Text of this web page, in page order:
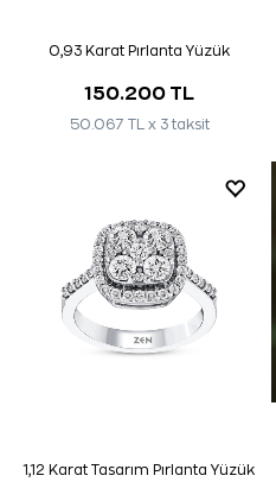
0,93 Karat Pırlanta Yüzük
150.200 TL
50.067 TL x 3 taksit
1,12 Karat Tasarım Pırlanta Yüzük